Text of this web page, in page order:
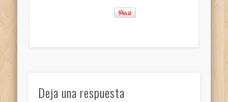
Deja una respuesta